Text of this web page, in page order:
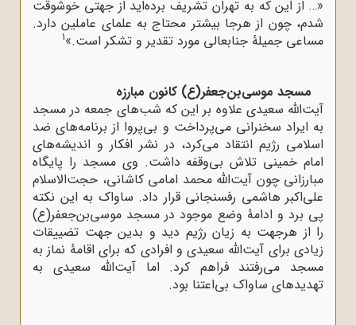
«… از این که به تهران تشریف برده‌اید از جهتی خوشوقت
شدم، چون از هرجا بیشتر محتاج به علمای عاملین دارد.
مساعی جمیلۀ جنابعالی مورد تقدیر و تشکر است.»1
مسجد موسی‌بن‌جعفر(ع) کانون مبارزه
آیت‌الله سعیدی علاوه بر این که شب‌های جمعه در مسجد
به ایراد سخنرانی می‌پرداخت و بی‌پروا از برنامه‌های ضد
اسلامی رژیم انتقاد می‌کرد، در نشر افکار و اندیشه‌های
امام خمینی تلاش بی‌وقفه داشت. وی مسجد را پایگاه
مبارزانی چون آیت‌الله محمد امامی کاشانی، حجت‌الاسلام
علی‌اکبر هاشمی رفسنجانی قرار داد. ساواک به این نکته
پی برد و ادامۀ وضع موجود در مسجد موسی‌بن‌جعفر(ع)
را از هرجهت به زیان رژیم دید و بدین جهت تضییقات
زیادی برای آیت‌الله سعیدی و افرادی که برای اقامۀ نماز به
مسجد می‌رفتند فراهم کرد. اما آیت‌الله سعیدی به
تهدیدهای ساواک بی‌اعتنا بود.